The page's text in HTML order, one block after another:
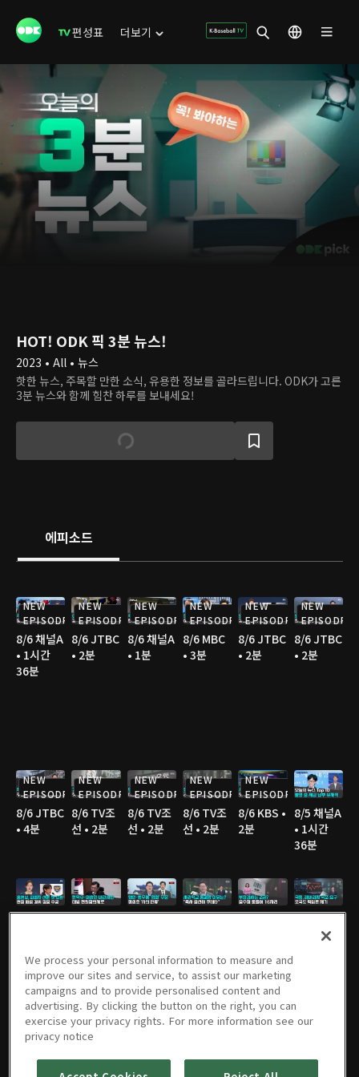
편성표 더보기
HOT! ODK 픽 3분 뉴스!
2023 • All • 뉴스
핫한 뉴스, 주목할 만한 소식, 유용한 정보를 골라드립니다. ODK가 고른
3분 뉴스와 함께 힘찬 하루를 보내세요!
에피소드
NEW
EPISODE
8/6 채널A
• 1시간
36분
NEW
EPISODE
8/6 JTBC
• 2분
NEW
EPISODE
8/6 채널A
• 1분
NEW
EPISODE
8/6 MBC
• 3분
NEW
EPISODE
8/6 JTBC
• 2분
NEW
EPISODE
8/6 JTBC
• 2분
NEW
EPISODE
8/6 JTBC
• 4분
NEW
EPISODE
8/6 TV조
선 • 2분
NEW
EPISODE
8/6 TV조
선 • 2분
NEW
EPISODE
8/6 TV조
선 • 2분
NEW
EPISODE
8/6 KBS •
2분
8/5 채널A
• 1시간
36분
선 • 3분
8/5 TV조
선 • 3분
8/5 MBC
• 3분
8/5 YTN •
3분
8/5 YTN •
3분
8/4 채널A
• 1시간
8/4 JTBC
• 2분
We process your personal information to measure and
improve our sites and service, to assist our marketing
campaigns and to provide personalised content and
advertising. By clicking the button on the right, you can
exercise your privacy rights. For more information see our
privacy notice